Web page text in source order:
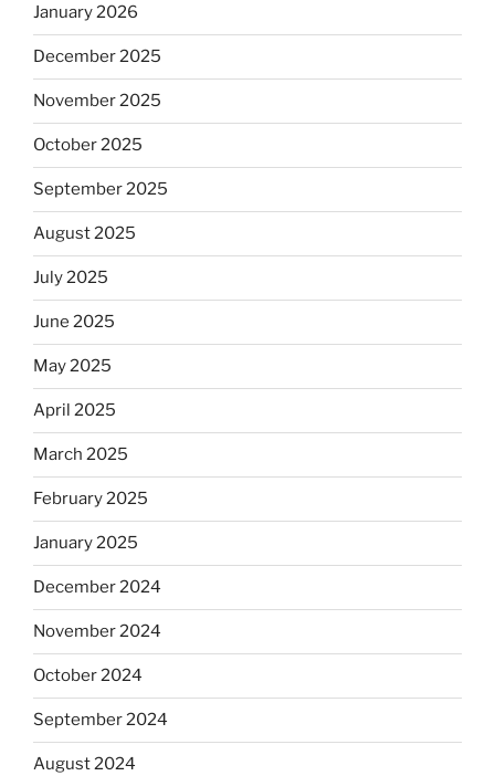
January 2026
December 2025
November 2025
October 2025
September 2025
August 2025
July 2025
June 2025
May 2025
April 2025
March 2025
February 2025
January 2025
December 2024
November 2024
October 2024
September 2024
August 2024